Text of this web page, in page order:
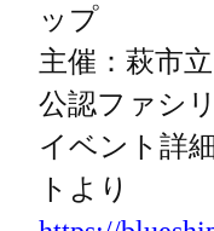
ップ
主催：萩市
公認ファシ
イベント詳
トより